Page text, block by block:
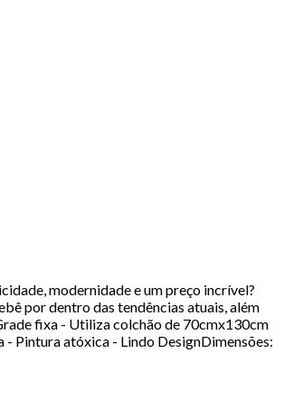
modernidade e um preço incrível?
por dentro das tendências atuais, além
fixa - Utiliza colchão de 70cmx130cm
Pintura atóxica - Lindo DesignDimensões: